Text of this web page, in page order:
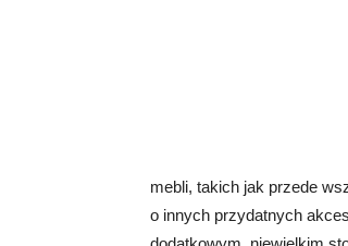
mebli, takich jak przede
o innych przydatnych